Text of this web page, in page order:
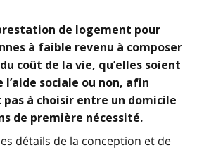
de logement pour
à faible revenu à composer
coût de la vie, qu’elles soient
sociale ou non, afin
pas à choisir entre un domicile
de première nécessité.
détails de la conception et de